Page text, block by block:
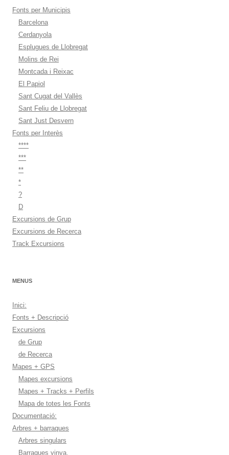
Fonts per Municipis
Barcelona
Cerdanyola
Esplugues de Llobregat
Molins de Rei
Montcada i Reixac
El Papiol
Sant Cugat del Vallès
Sant Feliu de Llobregat
Sant Just Desvern
Fonts per Interès
****
***
**
*
?
D
Excursions de Grup
Excursions de Recerca
Track Excursions
MENUS
Inici:
Fonts + Descripció
Excursions
de Grup
de Recerca
Mapes + GPS
Mapes excursions
Mapes + Tracks + Perfils
Mapa de totes les Fonts
Documentació:
Arbres + barraques
Arbres singulars
Barraques vinya.